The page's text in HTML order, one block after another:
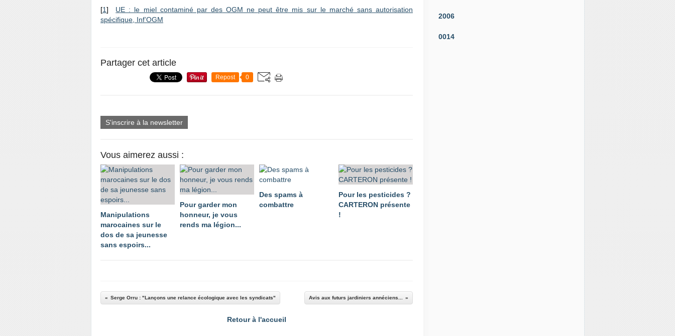
[1] UE : le miel contaminé par des OGM ne peut être mis sur le marché sans autorisation
spécifique, Inf’OGM
Partager cet article
Repost 0
S'inscrire à la newsletter
Vous aimerez aussi :
Manipulations
marocaines sur le
dos de sa jeunesse
sans espoirs...
Pour garder mon
honneur, je vous
rends ma légion...
Des spams à
combattre
Pour les pesticides ?
CARTERON présente
!
Serge Orru : "Lançons une relance écologique avec les syndicats" Avis aux futurs jardiniers annéciens...
Retour à l'accueil
2006
0014